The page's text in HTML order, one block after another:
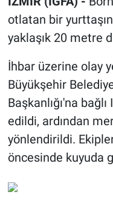
otlatan bir
yaklaşık 20 metre
İhbar üzerine olay
Büyükşehir
Başkanlığı'na
edildi, ardından
yönlendirildi.
öncesinde kuyuda